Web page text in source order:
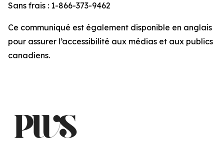
Sans frais : 1-866-373-9462
Ce communiqué est également disponible en anglais
pour assurer l’accessibilité aux médias et aux publics
canadiens.